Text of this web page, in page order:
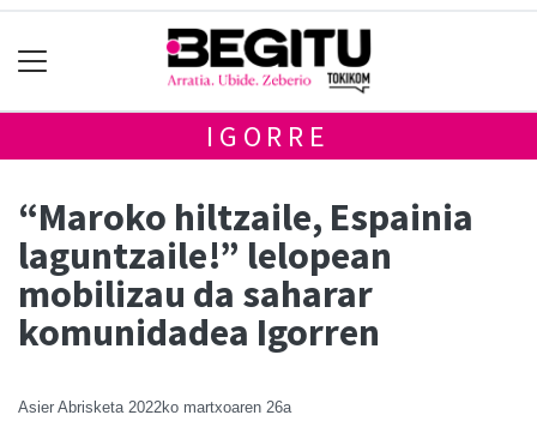
IGORRE
“Maroko hiltzaile, Espainia
laguntzaile!” lelopean
mobilizau da saharar
komunidadea Igorren
Asier Abrisketa 2022ko martxoaren 26a